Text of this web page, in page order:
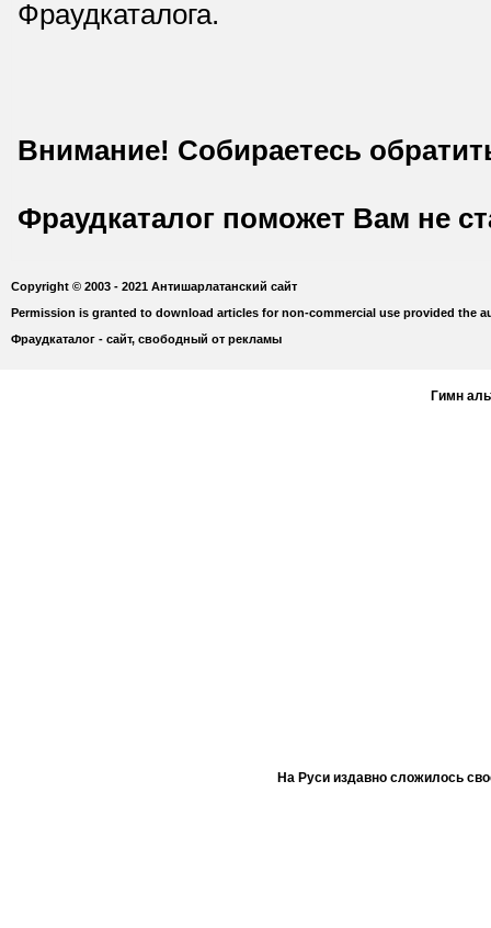
Фраудкаталога.
Внимание! Собираетесь
Фраудкаталог поможет Вам не
Copyright © 2003 - 2021 Антишарлатанский сайт
Permission is granted to download articles for non-commercial use provided the
Фраудкаталог - сайт, свободный от рекламы
Гимн
На Руси издавно сложилось